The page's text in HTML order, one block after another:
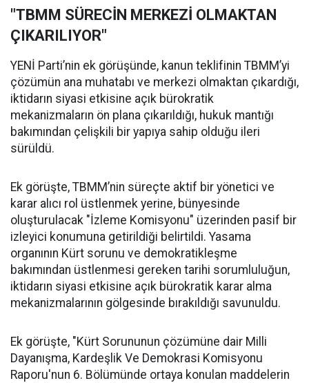
"TBMM SÜRECİN MERKEZİ OLMAKTAN
ÇIKARILIYOR"
YENİ Parti’nin ek görüşünde, kanun teklifinin TBMM’yi
çözümün ana muhatabı ve merkezi olmaktan çıkardığı,
iktidarın siyasi etkisine açık bürokratik
mekanizmaların ön plana çıkarıldığı, hukuk mantığı
bakımından çelişkili bir yapıya sahip olduğu ileri
sürüldü.
Ek görüşte, TBMM’nin süreçte aktif bir yönetici ve
karar alıcı rol üstlenmek yerine, bünyesinde
oluşturulacak "İzleme Komisyonu" üzerinden pasif bir
izleyici konumuna getirildiği belirtildi. Yasama
organının Kürt sorunu ve demokratikleşme
bakımından üstlenmesi gereken tarihi sorumluluğun,
iktidarın siyasi etkisine açık bürokratik karar alma
mekanizmalarının gölgesinde bırakıldığı savunuldu.
Ek görüşte, "Kürt Sorununun çözümüne dair Milli
Dayanışma, Kardeşlik Ve Demokrasi Komisyonu
Raporu'nun 6. Bölümünde ortaya konulan maddelerin